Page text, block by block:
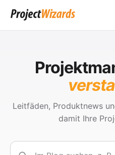
Leitfäden, Produktnews
damit Ihre